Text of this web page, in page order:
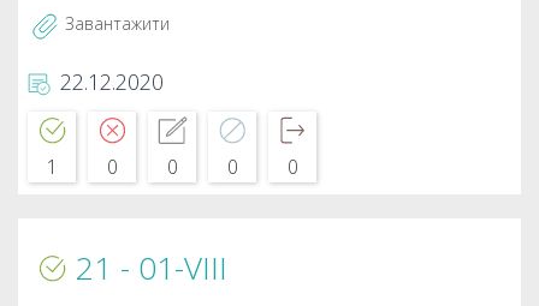
Завантажити
22.12.2020
1 0 0 0 0
21 - 01-VIIІ